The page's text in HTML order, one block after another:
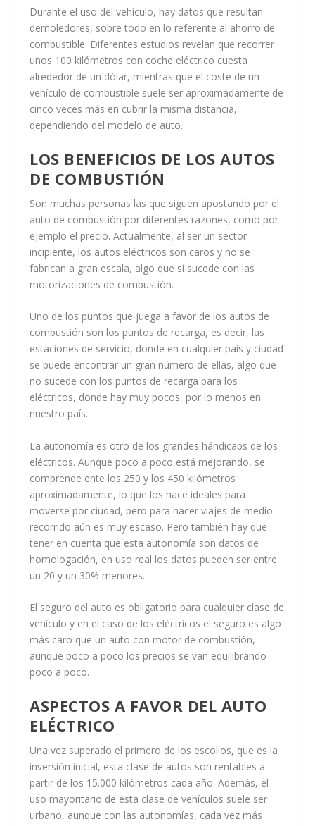
Durante el uso del vehículo, hay datos que resultan
demoledores, sobre todo en lo referente al ahorro de
combustible. Diferentes estudios revelan que recorrer
unos 100 kilómetros con coche eléctrico cuesta
alrededor de un dólar, mientras que el coste de un
vehículo de combustible suele ser aproximadamente de
cinco veces más en cubrir la misma distancia,
dependiendo del modelo de auto.
LOS BENEFICIOS DE LOS AUTOS
DE COMBUSTIÓN
Son muchas personas las que siguen apostando por el
auto de combustión por diferentes razones, como por
ejemplo el precio. Actualmente, al ser un sector
incipiente, los autos eléctricos son caros y no se
fabrican a gran escala, algo que sí sucede con las
motorizaciones de combustión.
Uno de los puntos que juega a favor de los autos de
combustión son los puntos de recarga, es decir, las
estaciones de servicio, donde en cualquier país y ciudad
se puede encontrar un gran número de ellas, algo que
no sucede con los puntos de recarga para los
eléctricos, donde hay muy pocos, por lo menos en
nuestro país.
La autonomía es otro de los grandes hándicaps de los
eléctricos. Aunque poco a poco está mejorando, se
comprende ente los 250 y los 450 kilómetros
aproximadamente, lo que los hace ideales para
moverse por ciudad, pero para hacer viajes de medio
recorrido aún es muy escaso. Pero también hay que
tener en cuenta que esta autonomía son datos de
homologación, en uso real los datos pueden ser entre
un 20 y un 30% menores.
El seguro del auto es obligatorio para cualquier clase de
vehículo y en el caso de los eléctricos el seguro es algo
más caro que un auto con motor de combustión,
aunque poco a poco los precios se van equilibrando
poco a poco.
ASPECTOS A FAVOR DEL AUTO
ELÉCTRICO
Una vez superado el primero de los escollos, que es la
inversión inicial, esta clase de autos son rentables a
partir de los 15.000 kilómetros cada año. Además, el
uso mayoritario de esta clase de vehículos suele ser
urbano, aunque con las autonomías, cada vez más